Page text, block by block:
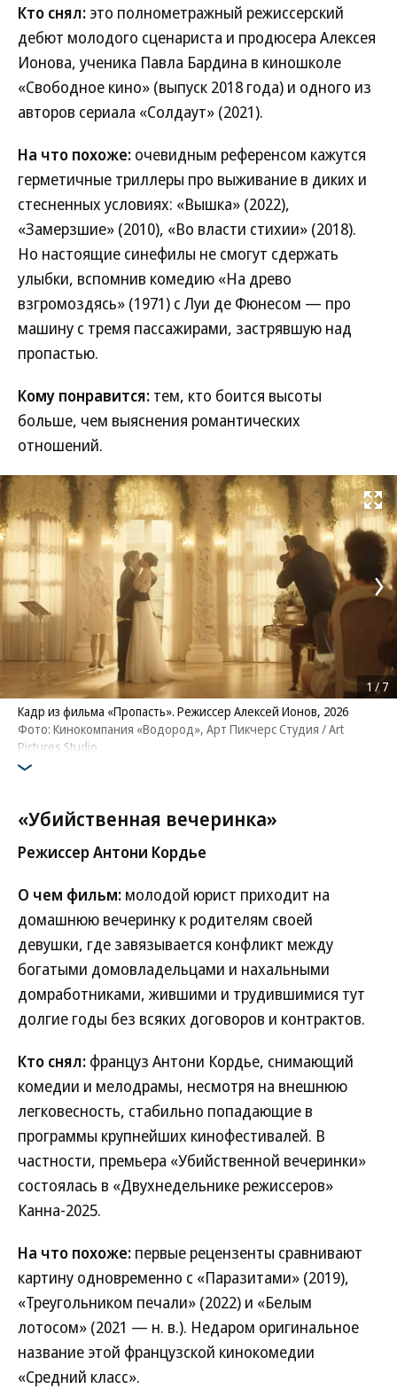
Кто снял: это полнометражный режиссерский
дебют молодого сценариста и продюсера Алексея
Ионова, ученика Павла Бардина в киношколе
«Свободное кино» (выпуск 2018 года) и одного из
авторов сериала «Солдаут» (2021).
На что похоже: очевидным референсом кажутся
герметичные триллеры про выживание в диких и
стесненных условиях: «Вышка» (2022),
«Замерзшие» (2010), «Во власти стихии» (2018).
Но настоящие синефилы не смогут сдержать
улыбки, вспомнив комедию «На древо
взгромоздясь» (1971) с Луи де Фюнесом — про
машину с тремя пассажирами, застрявшую над
пропастью.
Кому понравится: тем, кто боится высоты
больше, чем выяснения романтических
отношений.
Развернуть
Кадр из фильма «Пропасть». Режиссер Алексей Ионов, 2026
Фото: Кинокомпания «Водород», Арт Пикчерс Студия / Art
Pictures Studio
1 /7
«Убийственная вечеринка»
Режиссер Антони Кордье
О чем фильм: молодой юрист приходит на
домашнюю вечеринку к родителям своей
девушки, где завязывается конфликт между
богатыми домовладельцами и нахальными
домработниками, жившими и трудившимися тут
долгие годы без всяких договоров и контрактов.
Кто снял: француз Антони Кордье, снимающий
комедии и мелодрамы, несмотря на внешнюю
легковесность, стабильно попадающие в
программы крупнейших кинофестивалей. В
частности, премьера «Убийственной вечеринки»
состоялась в «Двухнедельнике режиссеров»
Канна-2025.
На что похоже: первые рецензенты сравнивают
картину одновременно с «Паразитами» (2019),
«Треугольником печали» (2022) и «Белым
лотосом» (2021 — н. в.). Недаром оригинальное
название этой французской кинокомедии
«Средний класс».